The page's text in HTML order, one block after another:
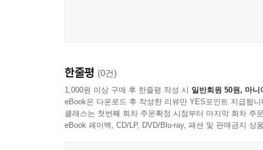
인간의 존엄성이 가장 극명하게 빛나는 순간은
품격이 상대방을 적절하게 접대하는 연기에 의
우리가 본래 존엄한 존재이기 때문에 그렇게 서
69~71쪽
한줄평 (0건)
1,000원 이상 구매 후 한줄평 작성 시 일반회원 50원, 마니
eBook은 다운로드 후 작성한 리뷰만 YES포인트 지급됩니
클래스는 첫번째 회차 주문확정 시점부터 마지막 회차 주
eBook 페이백, CD/LP, DVD/Blu-ray, 패션 및 판매금지 상